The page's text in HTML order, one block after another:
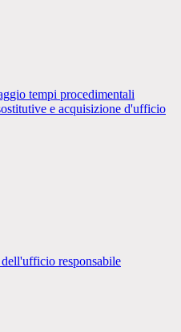
tempi procedimentali
e acquisizione d'ufficio
responsabile